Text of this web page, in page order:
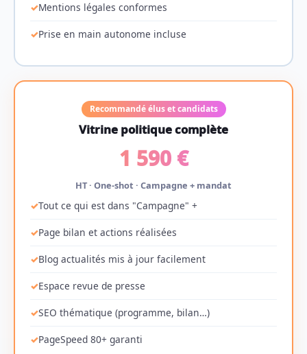
Mentions légales conformes
Prise en main autonome incluse
Recommandé élus et candidats
Vitrine politique complète
1 590 €
HT · One-shot · Campagne + mandat
Tout ce qui est dans "Campagne" +
Page bilan et actions réalisées
Blog actualités mis à jour facilement
Espace revue de presse
SEO thématique (programme, bilan…)
PageSpeed 80+ garanti